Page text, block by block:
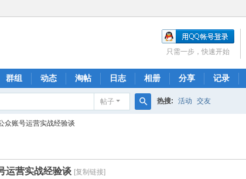
只需一步，快速开始
群组 动态 淘帖 日志 相册 分享 记录
帖子 热搜: 活动 交友
众账号运营实战经验谈
运营实战经验谈 [复制链接]